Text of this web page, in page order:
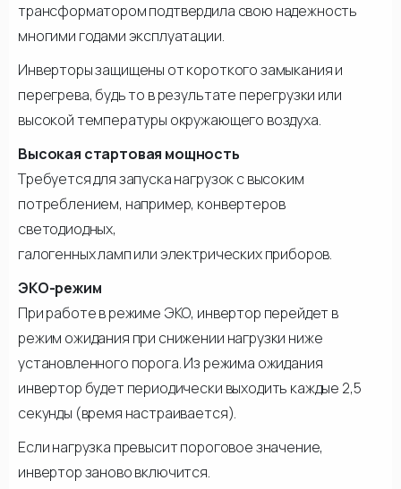
трансформатором подтвердила свою надежность
многими годами эксплуатации.
Инверторы защищены от короткого замыкания и
перегрева, будь то в результате перегрузки или
высокой температуры окружающего воздуха.
Высокая стартовая мощность
Требуется для запуска нагрузок с высоким
потреблением, например, конвертеров
светодиодных,
галогенных ламп или электрических приборов.
ЭКО-режим
При работе в режиме ЭКО, инвертор перейдет в
режим ожидания при снижении нагрузки ниже
установленного порога. Из режима ожидания
инвертор будет периодически выходить каждые 2,5
секунды (время настраивается).
Если нагрузка превысит пороговое значение,
инвертор заново включится.